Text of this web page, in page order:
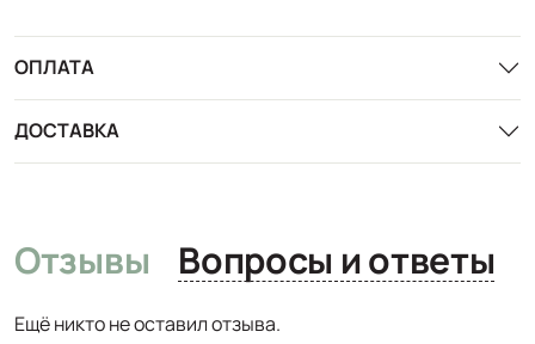
ОПЛАТА
ДОСТАВКА
Отзывы Вопросы и ответы
Ещё никто не оставил отзыва.